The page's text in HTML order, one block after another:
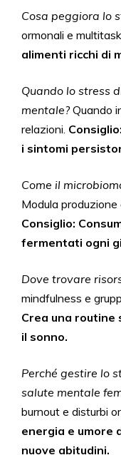
Cosa peggiora lo
ormonali e
alimenti ricchi di
Quando lo stress
mentale?Quando
relazioni.
i sintomi
Come il
Modula
Consiglio:
fermentati ogni
Dove trovare
mindfulness e
Crea una
il sonno.
Perché gestire lo
salute mentale
burnout e disturbi
energia e umore
nuove abitudini.